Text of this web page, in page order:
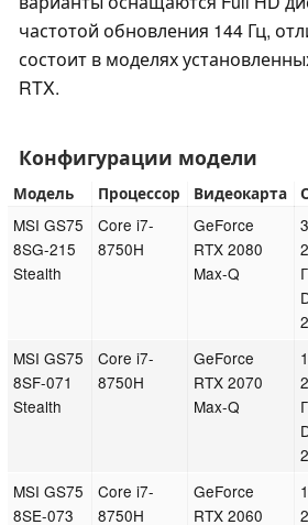
частотой обновления 144 Гц,
состоит в моделях
RTX.
Конфигурации модели
Модель Процессор Видеокарта
MSI GS75
8SG-215
Stealth
Core i7-
8750H
GeForce
RTX 2080
Max-Q
MSI GS75
8SF-071
Stealth
Core i7-
8750H
GeForce
RTX 2070
Max-Q
MSI GS75
8SE-073
Core i7-
8750H
GeForce
RTX 2060